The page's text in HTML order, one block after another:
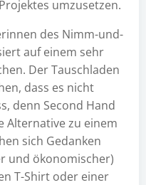
umzusetzen.
des Nimm-und-
auf einem sehr
Der Tauschladen
dass es nicht
denn Second Hand
Alternative zu einem
sich Gedanken
und ökonomischer)
T-Shirt oder einer